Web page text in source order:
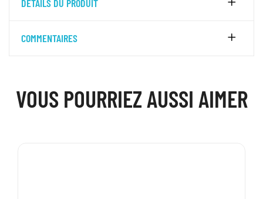
DÉTAILS DU PRODUIT
COMMENTAIRES
VOUS POURRIEZ AUSSI AIMER